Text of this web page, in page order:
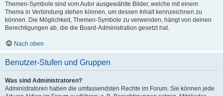
Themen-Symbole sind vom Autor ausgewählte Bilder, welche mit einem
Thema in Verbindung stehen können, um dessen Inhalt kennzeichnen zu
können. Die Möglichkeit, Themen-Symbole zu verwenden, hängt von deinen
Berechtigungen ab, die die Board-Administration gesetzt hat.
Nach oben
Benutzer-Stufen und Gruppen
Was sind Administratoren?
Administratoren haben die umfassendsten Rechte im Forum. Sie können jede